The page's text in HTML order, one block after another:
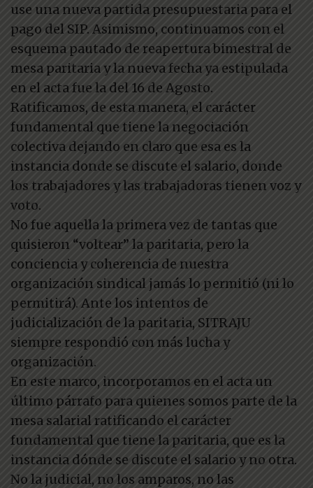
use una nueva partida presupuestaria para el
pago del SIP. Asimismo, continuamos con el
esquema pautado de reapertura bimestral de
mesa paritaria y la nueva fecha ya estipulada
en el acta fue la del 16 de Agosto.
Ratificamos, de esta manera, el carácter
fundamental que tiene la negociación
colectiva dejando en claro que esa es la
instancia donde se discute el salario, donde
los trabajadores y las trabajadoras tienen voz y
voto.
No fue aquella la primera vez de tantas que
quisieron “voltear” la paritaria, pero la
conciencia y coherencia de nuestra
organización sindical jamás lo permitió (ni lo
permitirá). Ante los intentos de
judicialización de la paritaria, SITRAJU
siempre respondió con más lucha y
organización.
En este marco, incorporamos en el acta un
último párrafo para quienes somos parte de la
mesa salarial ratificando el carácter
fundamental que tiene la paritaria, que es la
instancia dónde se discute el salario y no otra.
No la judicial, no los amparos, no las